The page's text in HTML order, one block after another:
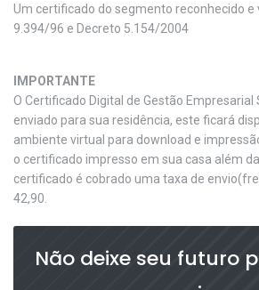
Um certificado do segmento reconhecido e
9.394/96 e Decreto 5.154/2004
IMPORTANTE
O Certificado Digital de Gestão Empresarial
enviado para sua residência, este ficará
ambiente virtual para download e
o certificado impresso em sua casa além
certificado é cobrado uma taxa de
42,90.
Não deixe seu futuro
.